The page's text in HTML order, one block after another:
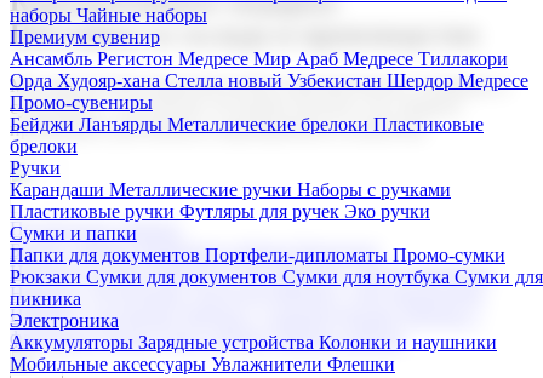
наборы Чайные наборы
Премиум сувенир
Ансамбль Регистон Медресе Мир Араб Медресе Тиллакори
Орда Худояр-хана Стелла новый Узбекистан Шердор Медресе
Промо-сувениры
Бейджи Ланъярды Металлические брелоки Пластиковые
брелоки
Ручки
Карандаши Металлические ручки Наборы с ручками
Пластиковые ручки Футляры для ручек Эко ручки
Сумки и папки
Папки для документов Портфели-дипломаты Промо-сумки
Рюкзаки Сумки для документов Сумки для ноутбука Сумки для
пикника
Электроника
Аккумуляторы Зарядные устройства Колонки и наушники
Мобильные аксессуары Увлажнители Флешки
Поставка со склада и производство
Мы предлагаем широкий выбор корпоративных подарков и
сувениров с логотипом. В нашем каталоге вы найдете
продукцию для бизнеса, мероприятия и клиентов.
Подарочные наборы
Бизнес наборыКофейные наборы Кошельки
Наборы из кожиНаборы ручекНаборы с аккумуляторами
Наборы с бутылками для воды
Наборы с ежедневниками
Наборы с кружками
флешкамиНовогодние наборыЧайные наборы